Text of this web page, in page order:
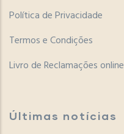
Política de Privacidade
Termos e Condições
Livro de Reclamações online
Últimas notícias